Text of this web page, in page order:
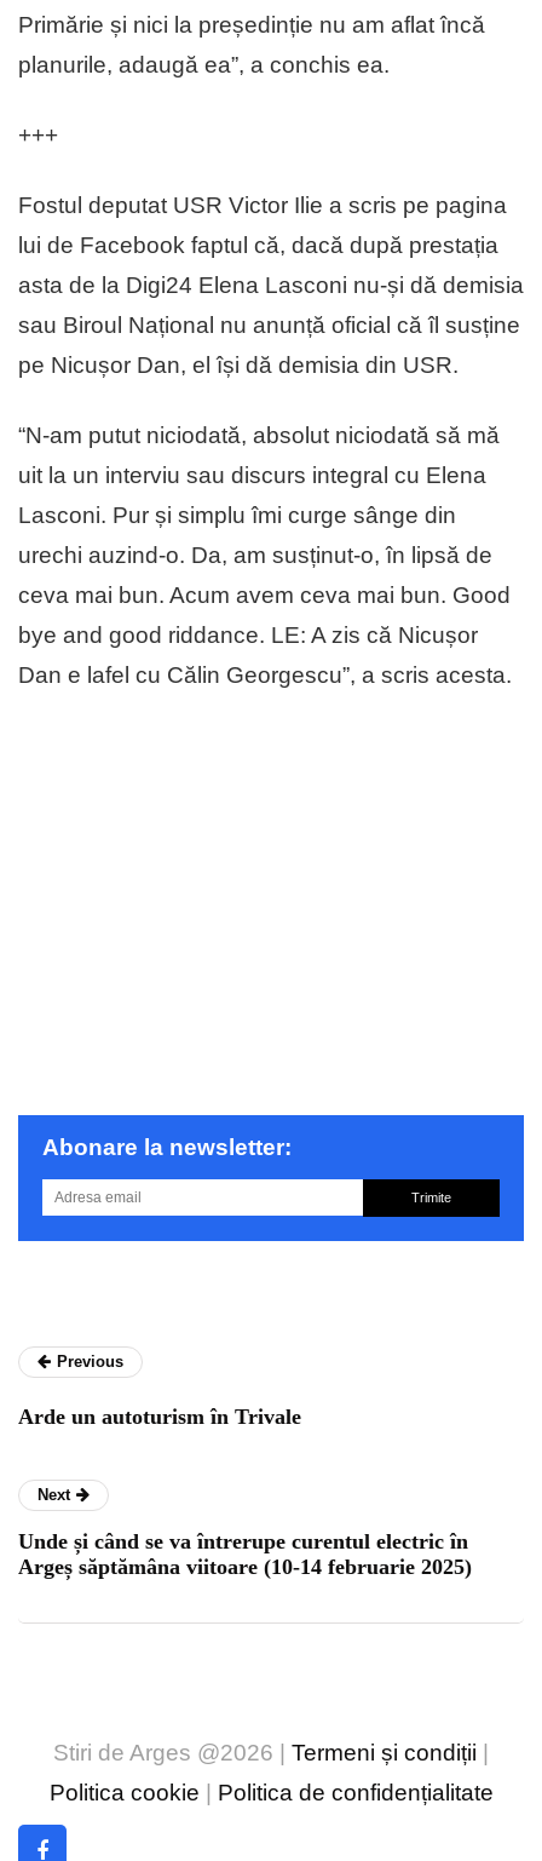
Primărie și nici la președinție nu am aflat încă
planurile, adaugă ea”, a conchis ea.
+++
Fostul deputat USR Victor Ilie a scris pe pagina
lui de Facebook faptul că, dacă după prestația
asta de la Digi24 Elena Lasconi nu-și dă demisia
sau Biroul Național nu anunță oficial că îl susține
pe Nicușor Dan, el își dă demisia din USR.
“N-am putut niciodată, absolut niciodată să mă
uit la un interviu sau discurs integral cu Elena
Lasconi. Pur și simplu îmi curge sânge din
urechi auzind-o. Da, am susținut-o, în lipsă de
ceva mai bun. Acum avem ceva mai bun. Good
bye and good riddance. LE: A zis că Nicușor
Dan e lafel cu Călin Georgescu”, a scris acesta.
Abonare la newsletter:
Trimite
Previous
Arde un autoturism în Trivale
Next
Unde și când se va întrerupe curentul electric în
Argeș săptămâna viitoare (10-14 februarie 2025)
Stiri de Arges @2026 | Termeni și condiții
Politica cookie
Politica de confidențialitate